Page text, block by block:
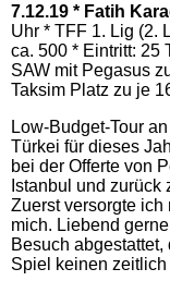
7.12.19 * Fatih
Uhr * TFF 1. Lig (2.
ca. 500 * Eintritt: 25
SAW mit Pegasus
Taksim Platz zu je
Low-Budget-Tour
Türkei für dieses
bei der Offerte von
Istanbul und
Zuerst versorgte ich
mich. Liebend
Besuch
Spiel keinen